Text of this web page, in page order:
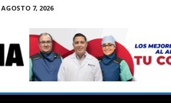
AGOSTO 7, 2026